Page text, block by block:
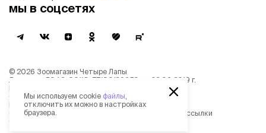
мы в соцсетях
© 2026 Зоомагазин Четыре Лапы
Лицензия: Л042-00118-77/00139653 от 03.06.2019 г.
Политика обработки персональных данных
Согласие на обработку персональных данных
Пользовательское соглашение
Согласие на получение новостной и рекламной рассылки
Мы используем cookie файлы
отключить их можно в настройках
браузера.